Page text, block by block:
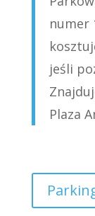
numer
jeśli
Plaza